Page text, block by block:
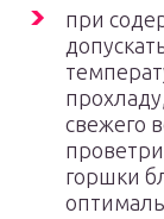
при
свежего
горшки